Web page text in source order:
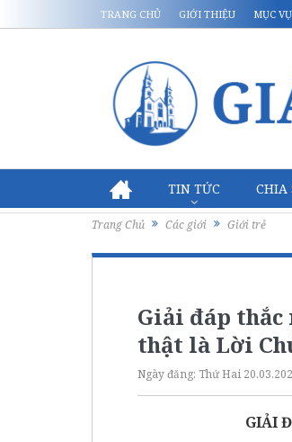
TRANG CHỦ GIỚI THIỆU MỤC VỤ
TIN TỨC CHIA
Trang Chủ Các giới Giới trẻ
Giải đáp thắc
thật là Lời
Ngày đăng: Thứ Hai
GIẢI